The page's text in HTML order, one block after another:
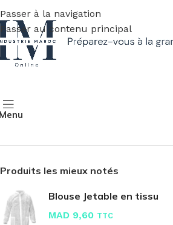
Passer à la navigation
Passer au contenu principal
Produits les mieux notés
Blouse Jetable en tissu
MAD 9,60 TTC